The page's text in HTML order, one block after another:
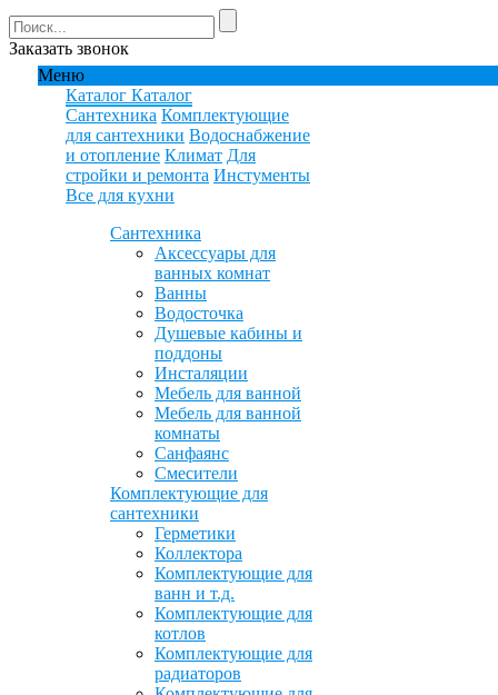
Заказать звонок
Меню
Каталог Каталог
Сантехника Комплектующие
для сантехники Водоснабжение
и отопление Климат Для
стройки и ремонта Инстументы
Все для кухни
Сантехника
Аксессуары для
ванных комнат
Ванны
Водосточка
Душевые кабины и
поддоны
Инсталяции
Мебель для ванной
Мебель для ванной
комнаты
Санфаянс
Смесители
Комплектующие для
сантехники
Герметики
Коллектора
Комплектующие для
ванн и т.д.
Комплектующие для
котлов
Комплектующие для
радиаторов